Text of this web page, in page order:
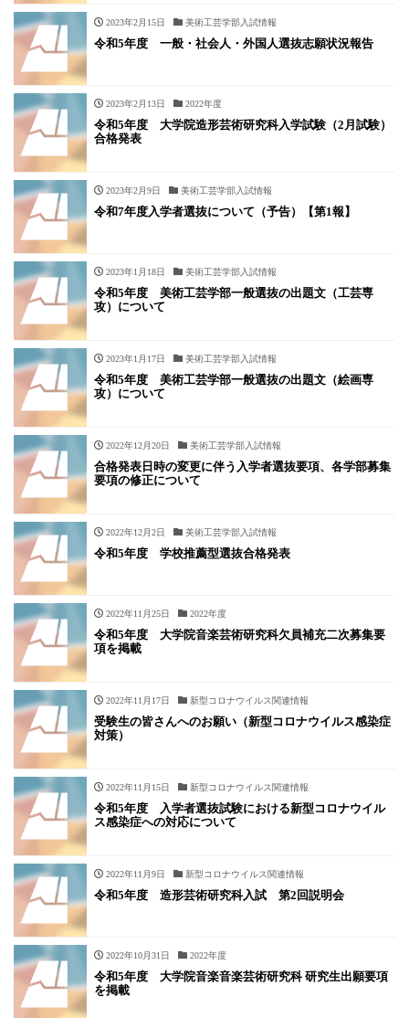
2023年2月15日 美術工芸学部入試情報
令和5年度 一般・社会人・外国人選抜志願状況報告
2023年2月13日 2022年度
令和5年度 大学院造形芸術研究科入学試験（2月試験）
合格発表
2023年2月9日 美術工芸学部入試情報
令和7年度入学者選抜について（予告）【第1報】
2023年1月18日 美術工芸学部入試情報
令和5年度 美術工芸学部一般選抜の出題文（工芸専
攻）について
2023年1月17日 美術工芸学部入試情報
令和5年度 美術工芸学部一般選抜の出題文（絵画専
攻）について
2022年12月20日 美術工芸学部入試情報
合格発表日時の変更に伴う入学者選抜要項、各学部募集
要項の修正について
2022年12月2日 美術工芸学部入試情報
令和5年度 学校推薦型選抜合格発表
2022年11月25日 2022年度
令和5年度 大学院音楽芸術研究科欠員補充二次募集要
項を掲載
2022年11月17日 新型コロナウイルス関連情報
受験生の皆さんへのお願い（新型コロナウイルス感染症
対策）
2022年11月15日 新型コロナウイルス関連情報
令和5年度 入学者選抜試験における新型コロナウイル
ス感染症への対応について
2022年11月9日 新型コロナウイルス関連情報
令和5年度 造形芸術研究科入試 第2回説明会
2022年10月31日 2022年度
令和5年度 大学院音楽音楽芸術研究科 研究生出願要項
を掲載